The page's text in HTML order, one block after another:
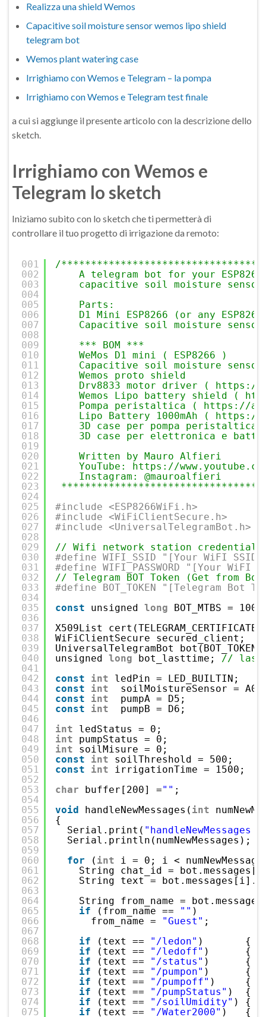
Realizza una shield Wemos
Capacitive soil moisture sensor wemos lipo shield
telegram bot
Wemos plant watering case
Irrighiamo con Wemos e Telegram – la pompa
Irrighiamo con Wemos e Telegram test finale
a cui si aggiunge il presente articolo con la descrizione dello
sketch.
Irrighiamo con Wemos e
Telegram lo sketch
Iniziamo subito con lo sketch che ti permetterà di
controllare il tuo progetto di irrigazione da remoto:
001
002
003
004
005
006
007
008
009
010
011
012
013
014
015
016
017
018
019
020
021
022
023
024
025
026
027
028
029
030
031
032
033
034
035
036
037
038
039
040
041
042
043
044
045
046
047
048
049
050
051
052
053
054
055
056
057
058
059
060
061
062
063
064
065
066
067
068
069
070
071
072
073
074
075
/
A telegram bot for your
capacitive soil moisture sensor
Parts:
D1 Mini ESP8266 (or any
Capacitive soil moisture sensor
*** BOM ***
WeMos D1 mini ( ESP8266 )
Capacitive soil moisture
Wemos proto shield
Drv8833 motor driver ( https://
Wemos Lipo battery shield (
Pompa peristaltica ( https://
Lipo Battery 1000mAh ( https://
3D case per pompa
3D case per elettronica e
Written by Mauro Alfieri
YouTube: https://
Instagram: @mauroalfieri
#include <ESP8266WiFi.h>
#include <WiFiClientSecure.h>
#include <UniversalTelegramBot.h>
// Wifi network station credentials
#define WIFI_SSID "[Your WiFI SSID
#define WIFI_PASSWORD "[Your WiFI
// Telegram BOT Token (Get from
#define BOT_TOKEN "[Telegram Bot
const
unsigned long
BOT_MTBS =
X509List
WiFiClientSecure secured_client;
UniversalTelegramBot
unsigned long bot_lasttime; // last
const
int
ledPin = LED_BUILTIN;
const
int
soilMoistureSensor = A0;
const
int
pumpA = D5;
const
int
pumpB = D6;
int
ledStatus = 0;
int
pumpStatus = 0;
int
soilMisure = 0;
const
int
soilThreshold = 500;
const
int
irrigationTime = 1500;
char
buffer[200] ="" ;
void
handleNewMessages( int
{
Serial.print( "handleNewMessages "
Serial.println(numNewMessages);
for
( int
i = 0; i <
String chat_id =
String text =
String from_name =
if
(from_name == "" )
from_name =
"Guest" ;
if
(text == "/ledon" )       {
if
(text == "/ledoff" )      {
if
(text == "/status" )      {
if
(text == "/pumpon" )      {
if
(text == "/pumpoff" )     {
if
(text == "/pumpStatus" )  {
if
(text == "/soilUmidity" ) {
if
(text == "/Water2000" )   {